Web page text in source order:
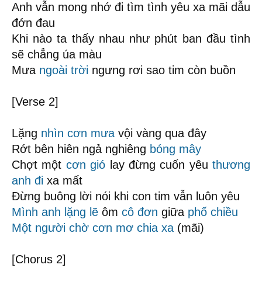
Anh vẫn mong nhớ đi tìm tình yêu xa mãi dẫu
đớn đau
Khi nào ta thấy nhau như phút ban đầu tình
sẽ chẳng úa màu
Mưa ngoài trời ngưng rơi sao tim còn buồn
[Verse 2]
Lặng nhìn cơn mưa vội vàng qua đây
Rớt bên hiên ngả nghiêng bóng mây
Chợt một cơn gió lay đừng cuốn yêu thương
anh đi xa mất
Đừng buông lời nói khi con tim vẫn luôn yêu
Mình anh lặng lẽ ôm cô đơn giữa phố chiều
Một người chờ cơn mơ chia xa (mãi)
[Chorus 2]